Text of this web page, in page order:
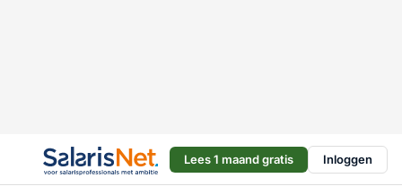
Lees 1 maand gratis Inloggen